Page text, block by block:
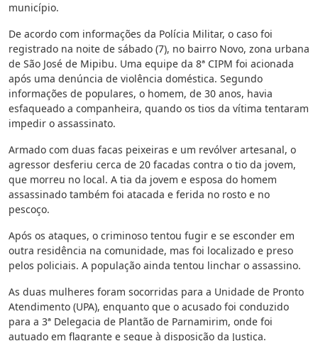
município.
De acordo com informações da Polícia Militar, o caso foi
registrado na noite de sábado (7), no bairro Novo, zona urbana
de São José de Mipibu. Uma equipe da 8ª CIPM foi acionada
após uma denúncia de violência doméstica. Segundo
informações de populares, o homem, de 30 anos, havia
esfaqueado a companheira, quando os tios da vítima tentaram
impedir o assassinato.
Armado com duas facas peixeiras e um revólver artesanal, o
agressor desferiu cerca de 20 facadas contra o tio da jovem,
que morreu no local. A tia da jovem e esposa do homem
assassinado também foi atacada e ferida no rosto e no
pescoço.
Após os ataques, o criminoso tentou fugir e se esconder em
outra residência na comunidade, mas foi localizado e preso
pelos policiais. A população ainda tentou linchar o assassino.
As duas mulheres foram socorridas para a Unidade de Pronto
Atendimento (UPA), enquanto que o acusado foi conduzido
para a 3ª Delegacia de Plantão de Parnamirim, onde foi
autuado em flagrante e segue à disposição da Justiça.